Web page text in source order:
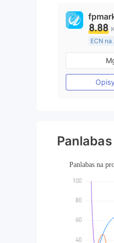
8.88
ECN
20